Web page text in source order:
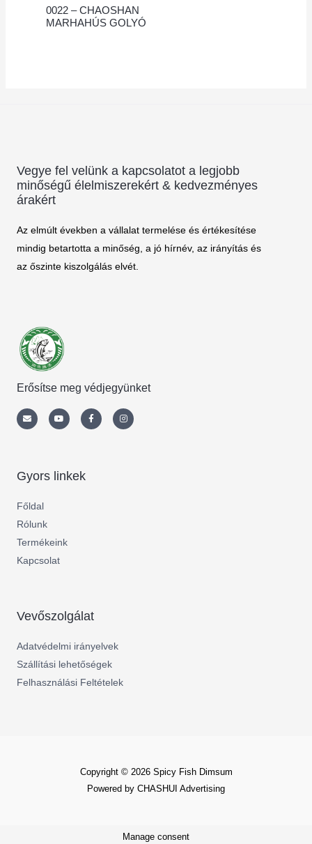
0022 – CHAOSHAN
MARHAHÚS GOLYÓ
Vegye fel velünk a kapcsolatot a legjobb
minőségű élelmiszerekért & kedvezményes
árakért
Az elmúlt években a vállalat termelése és értékesítése
mindig betartotta a minőség, a jó hírnév, az irányítás és
az őszinte kiszolgálás elvét.
Erősítse meg védjegyünket
f
Gyors linkek
Főldal
Rólunk
Termékeink
Kapcsolat
Vevőszolgálat
Adatvédelmi irányelvek
Szállítási lehetőségek
Felhasználási Feltételek
Copyright © 2026 Spicy Fish Dimsum
Powered by CHASHUI Advertising
Manage consent